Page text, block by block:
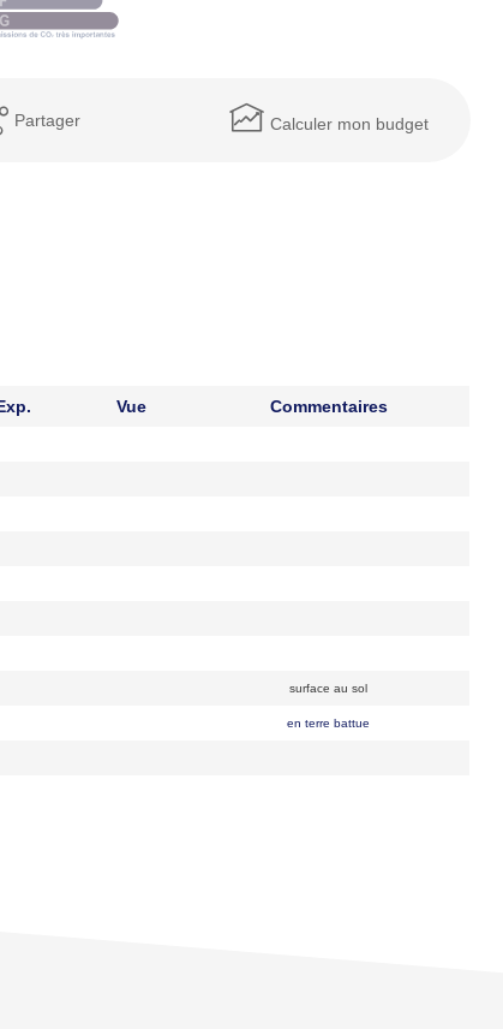
Partager Calculer mon budget
Vue Commentaires
surface au sol
en terre battue